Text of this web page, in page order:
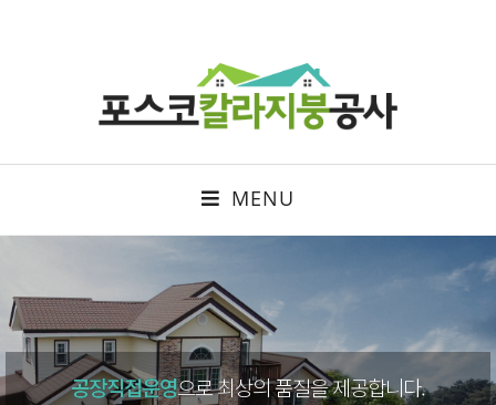
MENU
공장직접운영으로 최상의 품질을 제공합니다.